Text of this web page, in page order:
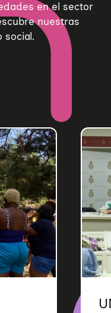
en el sector
nuestras
social.